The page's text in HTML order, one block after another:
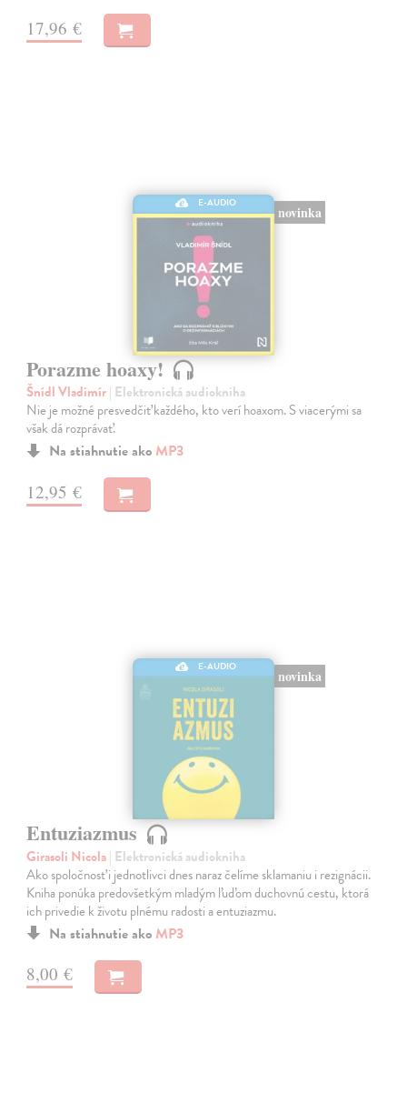
17,96 €
E-AUDIO
novinka
Porazme hoaxy!
Šnídl Vladimír| Elektronická audiokniha
Nie je možné presvedčiť každého, kto verí hoaxom. S viacerými sa
však dá rozprávať.
Na stiahnutie ako MP3
12,95 €
E-AUDIO
novinka
Entuziazmus
Girasoli Nicola| Elektronická audiokniha
Ako spoločnosť i jednotlivci dnes naraz čelíme sklamaniu i rezignácii.
Kniha ponúka predovšetkým mladým ľuďom duchovnú cestu, ktorá
ich privedie k životu plnému radosti a entuziazmu.
Na stiahnutie ako MP3
8,00 €